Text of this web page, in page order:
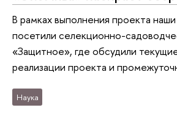
В рамках выполнения проекта
посетили селекционно-
«Защитное», где обсудили
реализации проекта и
Наука